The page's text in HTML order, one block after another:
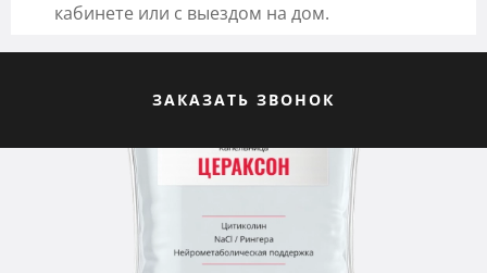
кабинете или с выездом на дом.
ЗАКАЗАТЬ ЗВОНОК